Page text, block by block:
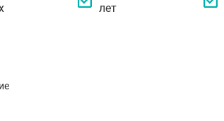
лет